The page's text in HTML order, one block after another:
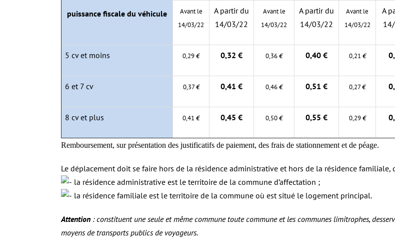
puissance fiscale du véhicule
Avant le
14/03/22
A partir du
14/03/22
Avant le
14/03/22
A partir du
14/03/22
Avant le
14/03/22
A
5 cv et moins 0,29€ 0,32 € 0,36€ 0,40 € 0,21 €
6 et 7 cv 0,37€ 0,41 € 0,46€ 0,51 € 0,27€
8 cv et plus 0,41 € 0,45 € 0,50€ 0,55 € 0,29€
Remboursement, sur présentation des justificatifs de paiement, des frais de stationnement et de péage.
Le déplacement doit se faire hors de la résidence administrative et hors de la résidence familiale,
la résidence administrative est le territoire de la commune d’affectation ;
la résidence familiale est le territoire de la commune où est situé le logement principal.
Attention : constituent une seule et même commune toute commune et les communes limitrophes,
moyens de transports publics de voyageurs.